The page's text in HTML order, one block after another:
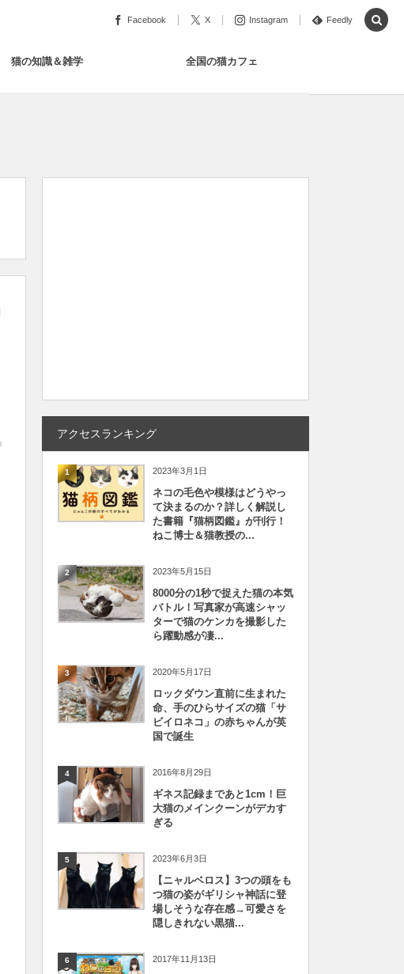
Facebook X Instagram Feedly
猫の知識＆雑学 全国の猫カフェ
アクセスランキング
1 2023年3月1日
ネコの毛色や模様はどうやっ
て決まるのか？詳しく解説し
た書籍『猫柄図鑑』が刊行！
ねこ博士＆猫教授の...
2 2023年5月15日
8000分の1秒で捉えた猫の本気
バトル！写真家が高速シャッ
ターで猫のケンカを撮影した
ら躍動感が凄...
3 2020年5月17日
ロックダウン直前に生まれた
命、手のひらサイズの猫「サ
ビイロネコ」の赤ちゃんが英
国で誕生
4 2016年8月29日
ギネス記録まであと1cm！巨
大猫のメインクーンがデカす
ぎる
5 2023年6月3日
【ニャルベロス】3つの頭をも
つ猫の姿がギリシャ神話に登
場しそうな存在感→可愛さを
隠しきれない黒猫...
6 2017年11月13日